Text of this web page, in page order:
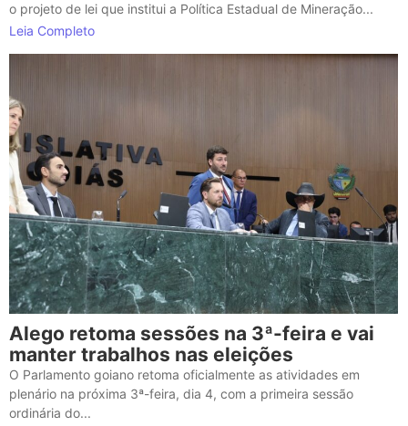
o projeto de lei que institui a Política Estadual de Mineração...
Leia Completo
Alego retoma sessões na 3ª-feira e vai
manter trabalhos nas eleições
O Parlamento goiano retoma oficialmente as atividades em
plenário na próxima 3ª-feira, dia 4, com a primeira sessão
ordinária do...